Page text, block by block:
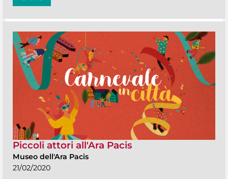
Piccoli attori all'Ara Pacis
Museo dell'Ara Pacis
21/02/2020